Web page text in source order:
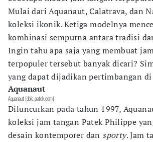
Mulai dari Aquanaut, Calatrava, dan
koleksi ikonik. Ketiga modelnya
kombinasi sempurna antara tradisi
Ingin tahu apa saja yang membuat
terpopuler tersebut banyak dicari?
yang dapat dijadikan pertimbangan
Aquanaut
Aquanaut (dok. patek.com)
Diluncurkan pada tahun 1997,
koleksi jam tangan Patek Philippe
desain kontemporer dan sporty. Jam